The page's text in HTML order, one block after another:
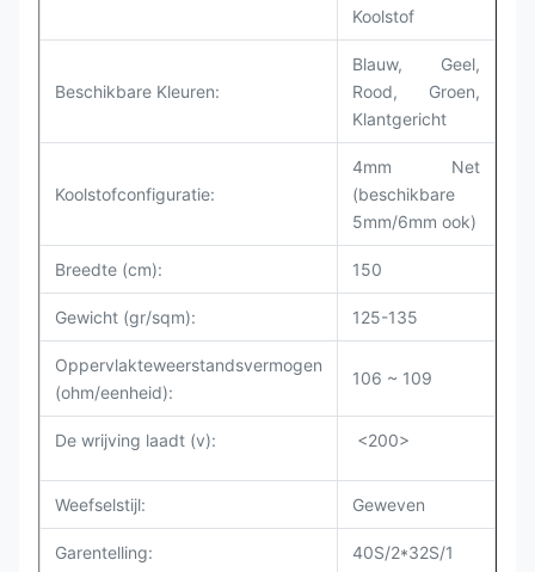
Koolstof
Beschikbare Kleuren:
Blauw, Geel,
Rood, Groen,
Klantgericht
Koolstofconfiguratie:
4mm Net
(beschikbare
5mm/6mm ook)
Breedte (cm): 150
Gewicht (gr/sqm): 125-135
Oppervlakteweerstandsvermogen
(ohm/eenheid):
106 ~ 109
De wrijving laadt (v): <200>
Weefselstijl: Geweven
Garentelling: 40S/2*32S/1